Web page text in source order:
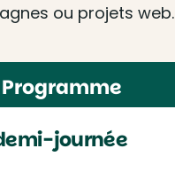
ou projets web.
Programme
journée